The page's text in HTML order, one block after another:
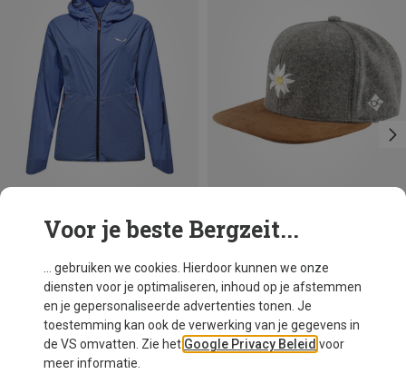
Maten
Dames Pedroc Wind HD Jas
€ 179,95
S M L XL
Bavarian Caps
“Edelweiß” wildleren cap
€ 40,91
ONE SIZE
Voor je beste Bergzeit...
... gebruiken we cookies. Hierdoor kunnen we onze
diensten voor je optimaliseren, inhoud op je afstemmen
en je gepersonaliseerde advertenties tonen. Je
toestemming kan ook de verwerking van je gegevens in
de VS omvatten. Zie het Google Privacy Beleid voor
meer informatie.